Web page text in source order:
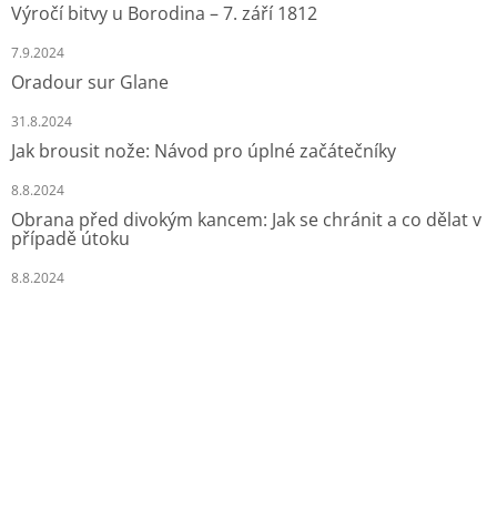
Výročí bitvy u Borodina – 7. září 1812
7.9.2024
Oradour sur Glane
31.8.2024
Jak brousit nože: Návod pro úplné začátečníky
8.8.2024
Obrana před divokým kancem: Jak se chránit a co dělat v
případě útoku
8.8.2024